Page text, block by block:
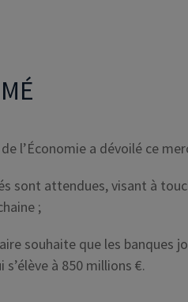
l’Économie a dévoilé ce
sont attendues, visant à
;
souhaite que les banques
s’élève à 850 millions €.